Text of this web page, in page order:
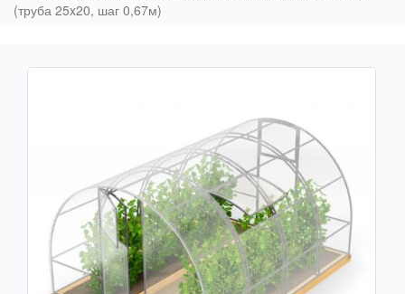
(труба 25x20, шаг 0,67м)